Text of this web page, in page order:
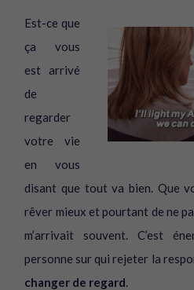
Est-ce que
ça vous
est arrivé
de
regarder
votre vie
en vous
disant que tout va bien. Que
rêver mieux et pourtant de ne
m’arrivait souvent. C’est
personne sur qui rejeter la
changer de regard